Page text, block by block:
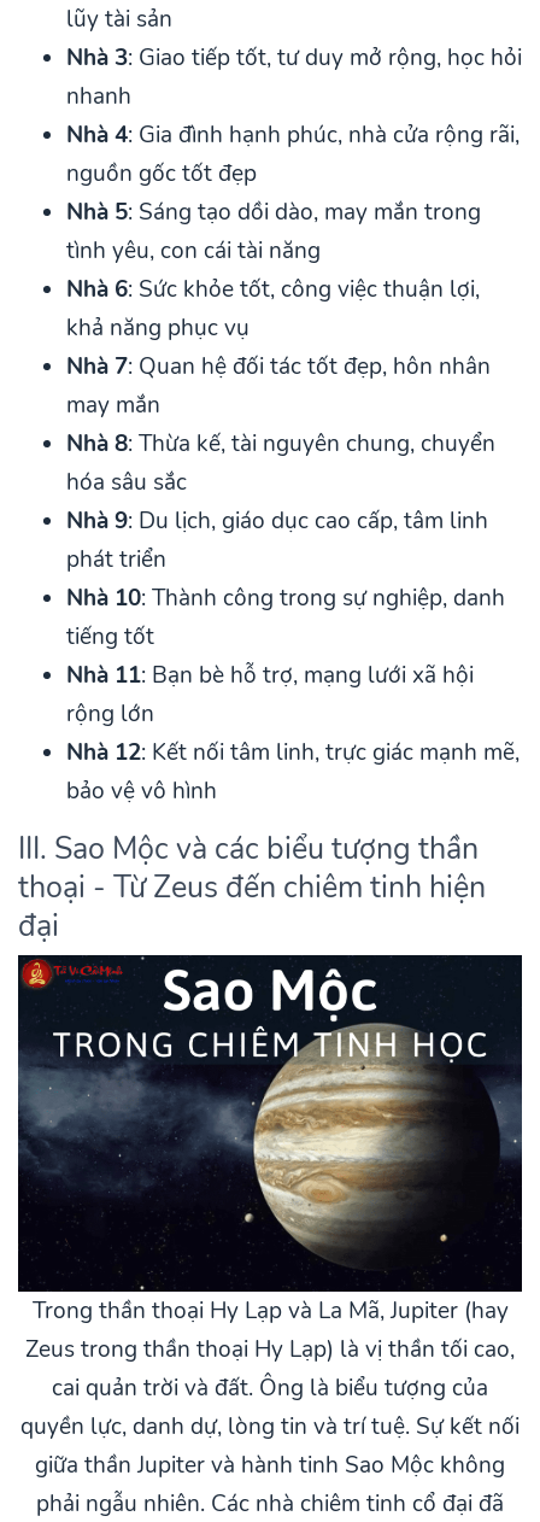
lũy tài sản
Nhà 3: Giao tiếp tốt, tư duy mở rộng, học hỏi
nhanh
Nhà 4: Gia đình hạnh phúc, nhà cửa rộng rãi,
nguồn gốc tốt đẹp
Nhà 5: Sáng tạo dồi dào, may mắn trong
tình yêu, con cái tài năng
Nhà 6: Sức khỏe tốt, công việc thuận lợi,
khả năng phục vụ
Nhà 7: Quan hệ đối tác tốt đẹp, hôn nhân
may mắn
Nhà 8: Thừa kế, tài nguyên chung, chuyển
hóa sâu sắc
Nhà 9: Du lịch, giáo dục cao cấp, tâm linh
phát triển
Nhà 10: Thành công trong sự nghiệp, danh
tiếng tốt
Nhà 11: Bạn bè hỗ trợ, mạng lưới xã hội
rộng lớn
Nhà 12: Kết nối tâm linh, trực giác mạnh mẽ,
bảo vệ vô hình
III. Sao Mộc và các biểu tượng thần
thoại - Từ Zeus đến chiêm tinh hiện
đại
Trong thần thoại Hy Lạp và La Mã, Jupiter (hay
Zeus trong thần thoại Hy Lạp) là vị thần tối cao,
cai quản trời và đất. Ông là biểu tượng của
quyền lực, danh dự, lòng tin và trí tuệ. Sự kết nối
giữa thần Jupiter và hành tinh Sao Mộc không
phải ngẫu nhiên. Các nhà chiêm tinh cổ đại đã